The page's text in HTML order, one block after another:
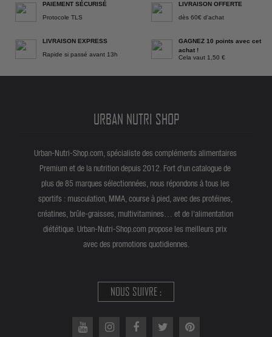
PAIEMENT SÉCURISÉ
Protocole TLS
LIVRAISON OFFERTE
dès 60€ d'achat
LIVRAISON EXPRESS
Rapide si passé avant 13h
GAGNEZ 10 points avec cet
achat !
Cela vaut 1,50 €
URBAN NUTRI SHOP
Urban-Nutri-Shop.com, spécialiste des compléments alimentaires
Premium et de la nutrition depuis 2012. Fort d'un catalogue de
plus de 85 marques sélectionnées, nous répondons à tous les
sportifs : musculation, MMA, course à pied, avec des protéines,
créatines, brûle-graisses, multivitamines… et de l'alimentation
diététique. Urban-Nutri-Shop.com propose les meilleurs prix
avec des promotions quotidiennes.
NOUS SUIVRE :